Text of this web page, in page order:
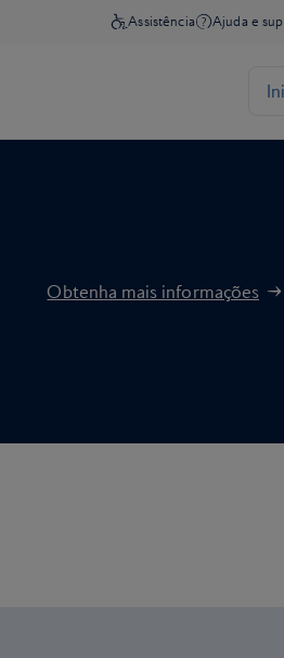
Obtenha mais informações